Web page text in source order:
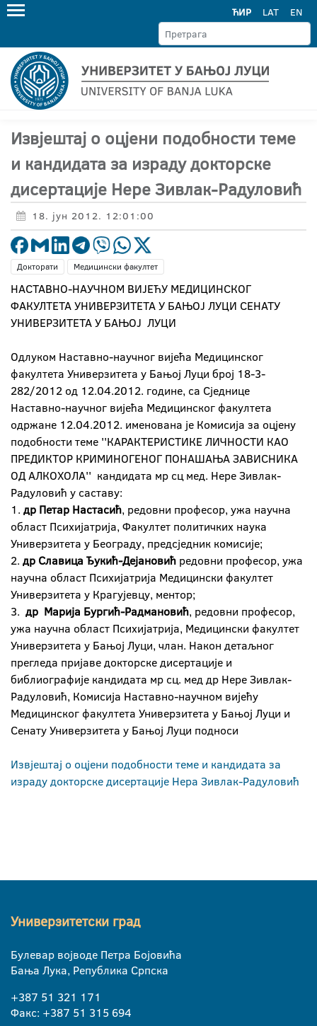
ЋИР LAT EN
Извјештај о оцјени подобности теме
и кандидата за израду докторске
дисертације Нере Зивлак-Радуловић
18. јун 2012. 12:01:00
Докторати Медицински факултет
НАСТАВНО-НАУЧНОМ ВИЈЕЋУ МЕДИЦИНСКОГ
ФАКУЛТЕТА УНИВЕРЗИТЕТА У БАЊОЈ ЛУЦИ СЕНАТУ
УНИВЕРЗИТЕТА У БАЊОЈ ЛУЦИ
Одлуком Наставно-научног вијећа Медицинског
факултета Универзитета у Бањој Луци број 18-3-
282/2012 од 12.04.2012. године, са Сједнице
Наставно-научног вијећа Медицинског факултета
одржане 12.04.2012. именована је Комисија за оцјену
подобности теме ''КАРАКТЕРИСТИКЕ ЛИЧНОСТИ КАО
ПРЕДИКТОР КРИМИНОГЕНОГ ПОНАШАЊА ЗАВИСНИКА
ОД АЛКОХОЛА'' кандидата мр сц мед. Нере Зивлак-
Радуловић у саставу:
1. др Петар Настасић, редовни професор, ужа научна
област Психијатрија, Факултет политичких наука
Универзитета у Београду, предсједник комисије;
2. др Славица Ђукић-Дејановић редовни професор, ужа
научна област Психијатрија Медицински факултет
Универзитета у Крагујевцу, ментор;
3. др Марија Бургић-Радмановић, редовни професор,
ужа научна област Психијатрија, Медицински факултет
Универзитета у Бањој Луци, члан. Након детаљног
прегледа пријаве докторске дисертације и
библиографије кандидата мр сц. мед др Нере Зивлак-
Радуловић, Комисија Наставно-научном вијећу
Медицинског факултета Универзитета у Бањој Луци и
Сенату Универзитета у Бањој Луци подноси
Извјештај о оцјени подобности теме и кандидата за
израду докторске дисертације Нера Зивлак-Радуловић
Универзитетски град
Булевар војводе Петра Бојовића
Бања Лука, Република Српска
+387 51 321 171
Факс: +387 51 315 694